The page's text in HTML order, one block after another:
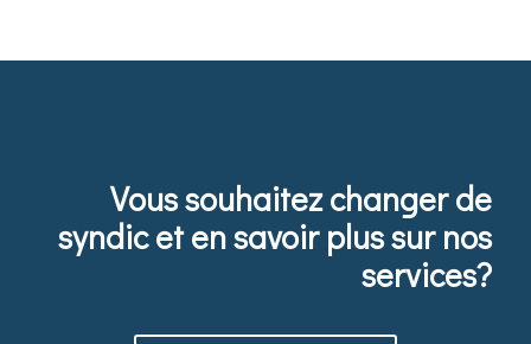
Vous souhaitez changer de
syndic et en savoir plus sur nos
services?